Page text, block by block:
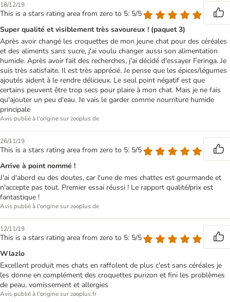
18/12/19
This is a stars rating area from zero to 5: 5/5
Super qualité et visiblement très savoureux ! (paquet 3)
Après avoir changé les croquettes de mon jeune chat pour des céréales
et des aliments sans sucre, j'ai voulu changer aussi son alimentation
humide. Après avoir fait des recherches, j'ai décidé d'essayer Feringa. Je
suis très satisfaite. Il est très apprécié. Je pense que les épices/légumes
ajoutés aident à le rendre délicieux. Le seul point négatif est que
certains peuvent être trop secs pour plaire à mon chat. Mais je ne fais
qu'ajouter un peu d'eau. Je vais le garder comme nourriture humide
principale
Avis publié à l'origine sur zooplus.de
26/11/19
This is a stars rating area from zero to 5: 5/5
Arrive à point nommé !
J'ai d'abord eu des doutes, car l'une de mes chattes est gourmande et
n'accepte pas tout. Premier essai réussi ! Le rapport qualité/prix est
fantastique !
Avis publié à l'origine sur zooplus.de
12/11/19
This is a stars rating area from zero to 5: 5/5
Wlazlo
Excellent produit mes chats en raffolent de plus c'est sans céréales je
les donne en complément des croquettes purizon et fini les problèmes
de peau, vomissement et allergies
Avis publié à l'origine sur zooplus.fr